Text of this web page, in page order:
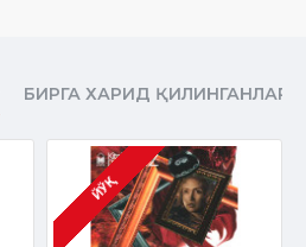
БИРГА ХАРИД ҚИЛИНГАНЛАР
ЙЎҚ